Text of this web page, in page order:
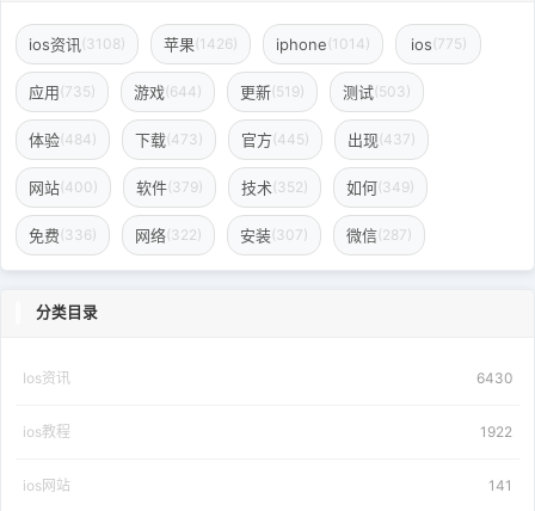
ios资讯 (3108) 苹果(1426) iphone(1014) ios(775)
应用(735) 游戏(644) 更新(519) 测试(503)
体验(484) 下载(473) 官方(445) 出现(437)
网站(400) 软件(379) 技术(352) 如何(349)
免费(336) 网络(322) 安装(307) 微信(287)
分类目录
Ios资讯 6430
ios教程 1922
ios网站 141